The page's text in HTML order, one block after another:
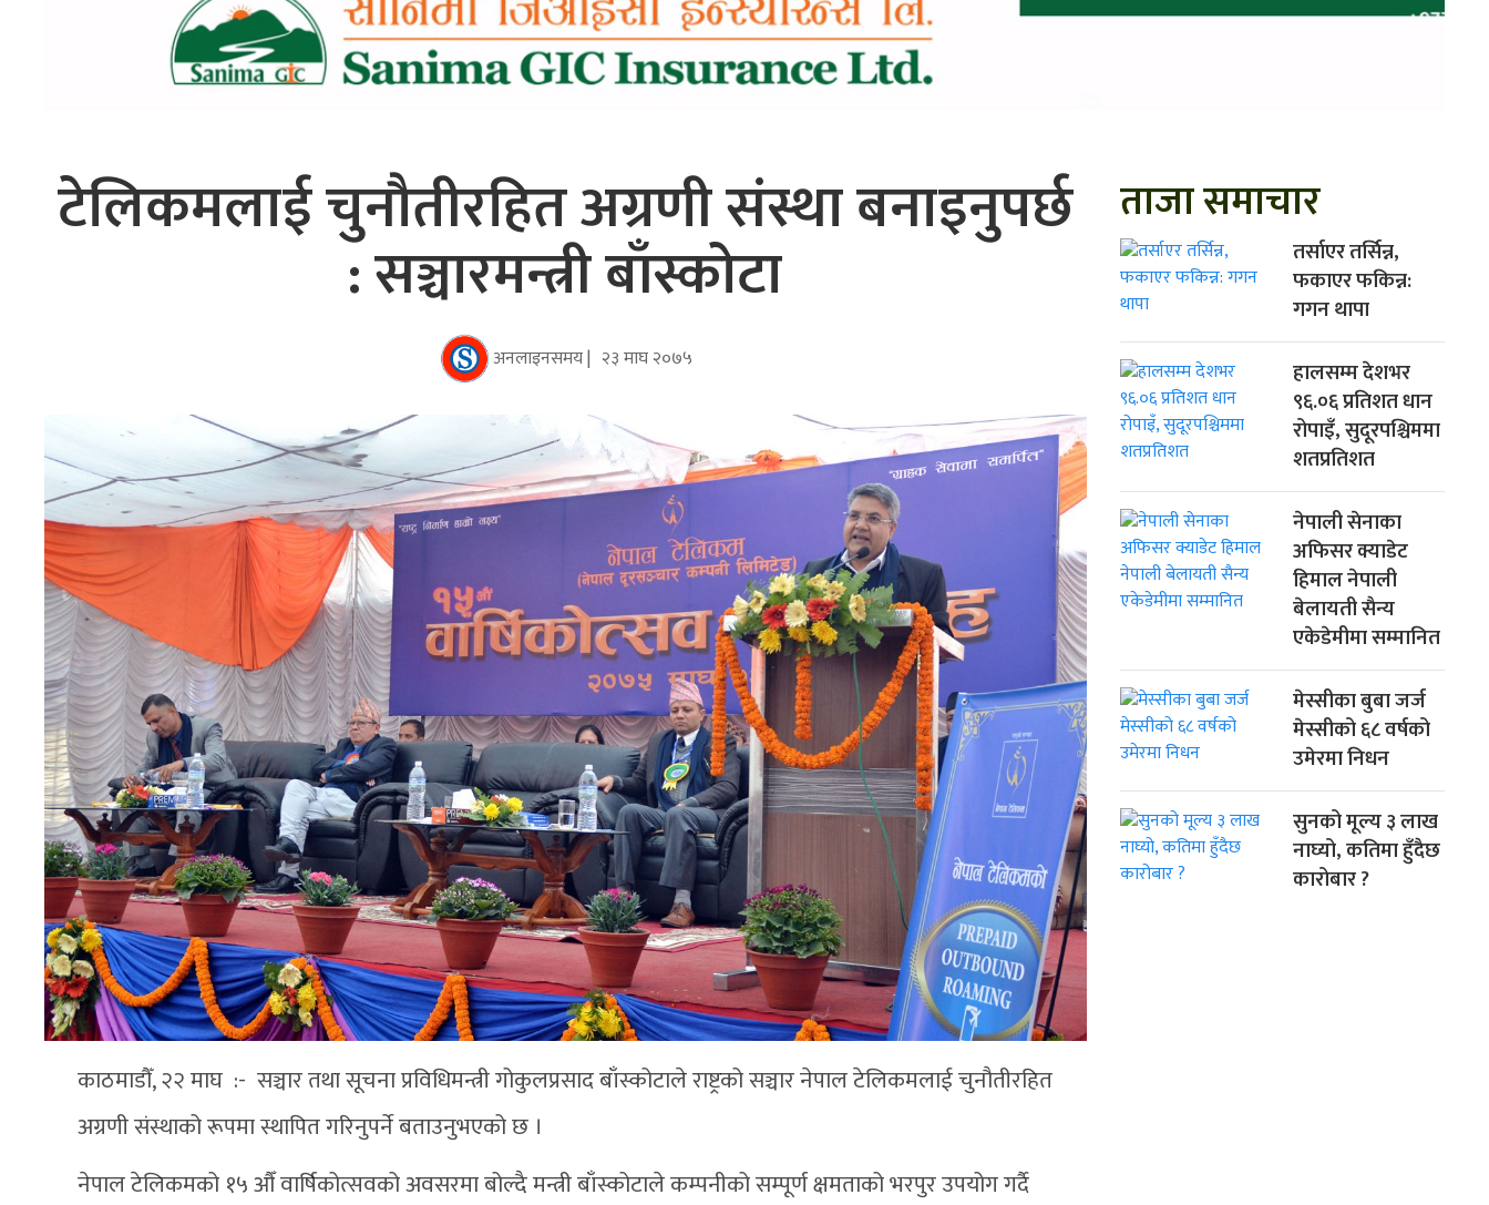
टेलिकमलाई चुनौतीरहित अग्रणी संस्था बनाइनुपर्छ
: सञ्चारमन्त्री बाँस्कोटा
अनलाइनसमय | २३ माघ २०७५
काठमाडौँ, २२ माघ :- सञ्चार तथा सूचना प्रविधिमन्त्री गोकुलप्रसाद बाँस्कोटाले राष्ट्रको सञ्चार नेपाल टेलिकमलाई चुनौतीरहित
अग्रणी संस्थाको रूपमा स्थापित गरिनुपर्ने बताउनुभएको छ ।
नेपाल टेलिकमको १५ औँ वार्षिकोत्सवको अवसरमा बोल्दै मन्त्री बाँस्कोटाले कम्पनीको सम्पूर्ण क्षमताको भरपुर उपयोग गर्दै
ताजा समाचार
तर्साएर तर्सिन्न,
फकाएर फकिन्न:
गगन थापा
हालसम्म देशभर
९६.०६ प्रतिशत धान
रोपाइँ, सुदूरपश्चिममा
शतप्रतिशत
नेपाली सेनाका
अफिसर क्याडेट
हिमाल नेपाली
बेलायती सैन्य
एकेडेमीमा सम्मानित
मेस्सीका बुबा जर्ज
मेस्सीको ६८ वर्षको
उमेरमा निधन
सुनको मूल्य ३ लाख
नाघ्यो, कतिमा हुँदैछ
कारोबार ?